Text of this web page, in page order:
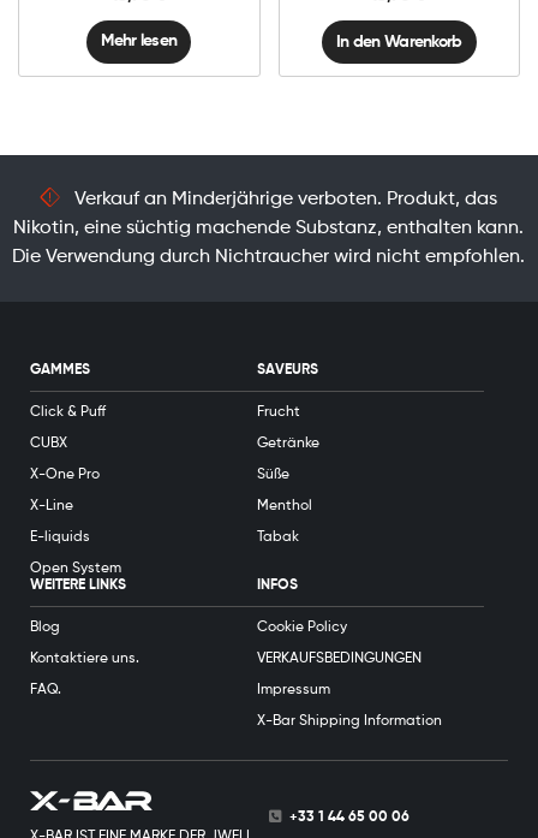
Mehr lesen In den Warenkorb
Verkauf an Minderjährige verboten. Produkt, das
Nikotin, eine süchtig machende Substanz, enthalten kann.
Die Verwendung durch Nichtraucher wird nicht empfohlen.
+33 1 44 65 00 06
GAMMES
Click & Puff
CUBX
X-One Pro
X-Line
E-liquids
Open System
SAVEURS
Frucht
Getränke
Süße
Menthol
Tabak
WEITERE LINKS
Blog
Kontaktiere uns.
FAQ.
INFOS
Cookie Policy
VERKAUFSBEDINGUNGEN
Impressum
X-Bar Shipping Information